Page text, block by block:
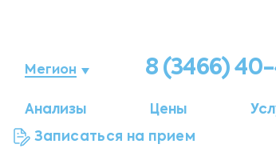
Мегион
Нижневартовск
8 (3466)
Анализы Цены
Записаться на прием